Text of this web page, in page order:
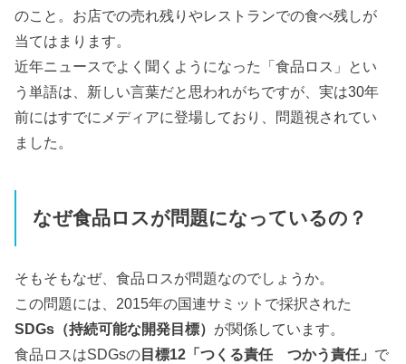
のこと。お店での売れ残りやレストランでの食べ残しが
当てはまります。
近年ニュースでよく聞くようになった「食品ロス」とい
う単語は、新しい言葉だと思われがちですが、実は30年
前にはすでにメディアに登場しており、問題視されてい
ました。
なぜ食品ロスが問題になっているの？
そもそもなぜ、食品ロスが問題なのでしょうか。
この問題には、2015年の国連サミットで採択された
SDGs（持続可能な開発目標） が関係しています。
食品ロスはSDGsの目標12「つくる責任 つかう責任」 で